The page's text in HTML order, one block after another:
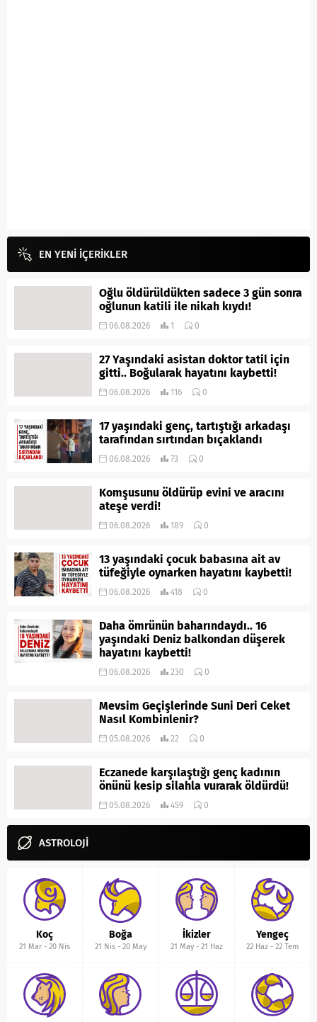
EN YENİ İÇERİKLER
Oğlu öldürüldükten sadece 3 gün sonra
oğlunun katili ile nikah kıydı!
06.08.2026 1 0
27 Yaşındaki asistan doktor tatil için
gitti.. Boğularak hayatını kaybetti!
06.08.2026 116 0
17 yaşındaki genç, tartıştığı arkadaşı
tarafından sırtından bıçaklandı
06.08.2026 73 0
Komşusunu öldürüp evini ve aracını
ateşe verdi!
06.08.2026 189 0
13 yaşındaki çocuk babasına ait av
tüfeğiyle oynarken hayatını kaybetti!
06.08.2026 418 0
Daha ömrünün baharındaydı.. 16
yaşındaki Deniz balkondan düşerek
hayatını kaybetti!
06.08.2026 230 0
Mevsim Geçişlerinde Suni Deri Ceket
Nasıl Kombinlenir?
05.08.2026 22 0
Eczanede karşılaştığı genç kadının
önünü kesip silahla vurarak öldürdü!
05.08.2026 459 0
ASTROLOJİ
Koç
21 Mar -20 Nis
Boğa
21 Nis- 20 May
İkizler
21 May- 21 Haz
Yengeç
22 Haz- 22 Tem